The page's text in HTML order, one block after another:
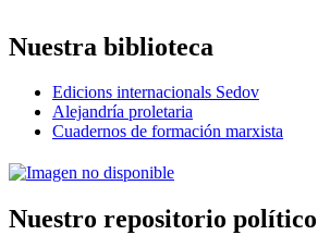
Nuestra biblioteca
Edicions internacionals Sedov
Alejandría proletaria
Cuadernos de formación marxista
Nuestro repositorio político